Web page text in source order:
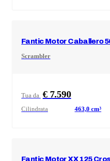
Fantic Motor Caballero
Scrambler
Tua da € 7.590
Cilindrata 463,0 cm³
Fantic MotorXX 125